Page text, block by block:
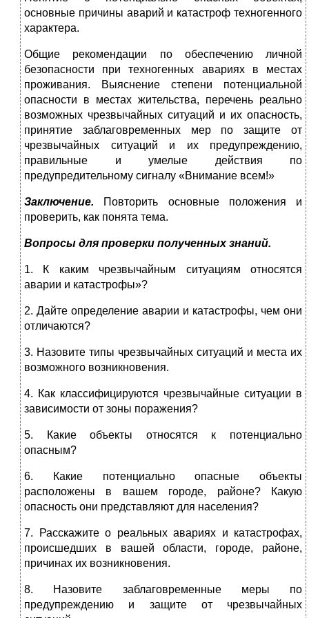
основные причины аварий и катастроф техногенного
характера.
Общие рекомендации по обеспечению личной
безопасности при техногенных авариях в местах
проживания. Выяснение степени потенциальной
опасности в местах жительства, перечень реально
возможных чрезвычайных ситуаций и их опасность,
принятие заблаговременных мер по защите от
чрезвычайных ситуаций и их предупреждению,
правильные и умелые действия по
предупредительному сигналу «Внимание всем!»
Заключение. Повторить основные положения и
проверить, как понята тема.
Вопросы для проверки полученных знаний.
1. К каким чрезвычайным ситуациям относятся
аварии и катастрофы»?
2. Дайте определение аварии и катастрофы, чем они
отличаются?
3. Назовите типы чрезвычайных ситуаций и места их
возможного возникновения.
4. Как классифицируются чрезвычайные ситуации в
зависимости от зоны поражения?
5. Какие объекты относятся к потенциально
опасным?
6. Какие потенциально опасные объекты
расположены в вашем городе, районе? Какую
опасность они представляют для населения?
7. Расскажите о реальных авариях и катастрофах,
происшедших в вашей области, городе, районе,
причинах их возникновения.
8. Назовите заблаговременные меры по
предупреждению и защите от чрезвычайных